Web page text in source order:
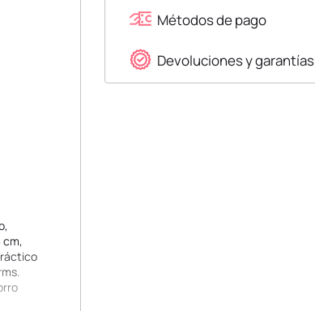
Métodos de pago
Devoluciones y garantías